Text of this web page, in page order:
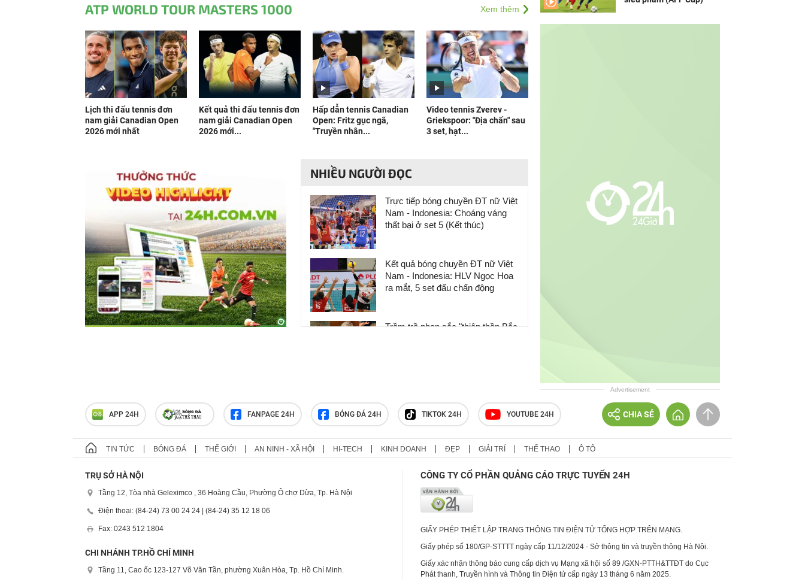
ATP WORLD TOUR MASTERS 1000 Xem thêm
Lịch thi đấu tennis đơn
nam giải Canadian Open
2026 mới nhất
Kết quả thi đấu tennis đơn
nam giải Canadian Open
2026 mới...
Hấp dẫn tennis Canadian
Open: Fritz gục ngã,
"Truyền nhân...
Video tennis Zverev -
Griekspoor: "Địa chấn" sau
3 set, hạt...
NHIỀU NGƯỜI ĐỌC
Trực tiếp bóng chuyền ĐT nữ Việt
Nam - Indonesia: Choáng váng
thất bại ở set 5 (Kết thúc)
Kết quả bóng chuyền ĐT nữ Việt
Nam - Indonesia: HLV Ngọc Hoa
ra mắt, 5 set đấu chấn động
Trầm trồ nhan sắc "thiên thần Bắc
Minh, 4 cao thủ Lương Sơn phải
đánh hội đồng
Advertisement
APP 24H FANPAGE 24H BÓNG ĐÁ 24H TIKTOK 24H YOUTUBE 24H CHIA SẺ
TIN TỨC BÓNG ĐÁ THẾ GIỚI AN NINH - XÃ HỘI HI-TECH KINH DOANH ĐẸP GIẢI TRÍ THỂ THAO Ô TÔ
TRỤ SỞ HÀ NỘI
Tầng 12, Tòa nhà Geleximco , 36 Hoàng Cầu, Phường Ô chợ Dừa, Tp. Hà Nội
Điện thoại: (84-24) 73 00 24 24 | (84-24) 35 12 18 06
Fax: 0243 512 1804
CHI NHÁNH TP.HỒ CHÍ MINH
Tầng 11, Cao ốc 123-127 Võ Văn Tần, phường Xuân Hòa, Tp. Hồ Chí Minh.
CÔNG TY CỔ PHẦN QUẢNG CÁO TRỰC TUYẾN 24H
GIẤY PHÉP THIẾT LẬP TRANG THÔNG TIN ĐIỆN TỬ TỔNG HỢP TRÊN MẠNG.
Giấy phép số 180/GP-STTTT ngày cấp 11/12/2024 - Sở thông tin và truyền thông Hà Nội.
Giấy xác nhận thông báo cung cấp dịch vụ Mạng xã hội số 89 /GXN-PTTH&TTĐT do Cục
Phát thanh, Truyền hình và Thông tin Điện tử cấp ngày 13 tháng 6 năm 2025.